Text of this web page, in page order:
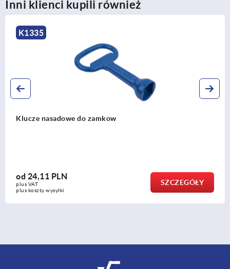
Inni klienci kupili również
Języczki do zamków bez ogranicznika ze stali
od3,21 PLN
plus koszty wysyłki